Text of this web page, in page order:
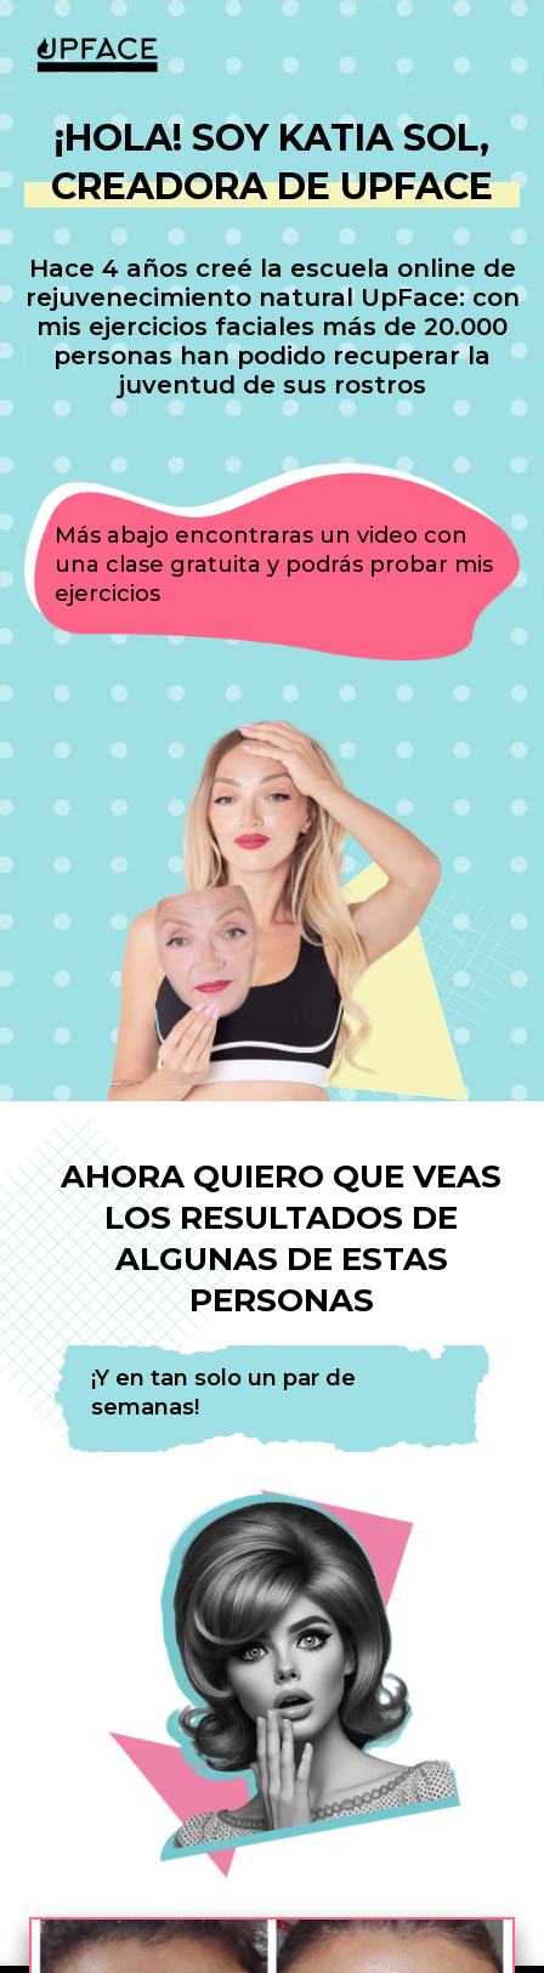
¡HOLA! SOY KATIA SOL,
CREADORA DE UPFACE
Hace 4 años creé la escuela online de
rejuvenecimiento natural UpFace: con
mis ejercicios faciales más de 20.000
personas han podido recuperar la
juventud de sus rostros
Más abajo encontraras un video con
una clase gratuita y podrás probar mis
ejercicios
AHORA QUIERO QUE VEAS
LOS RESULTADOS DE
ALGUNAS DE ESTAS
PERSONAS
¡Y en tan solo un par de
semanas!